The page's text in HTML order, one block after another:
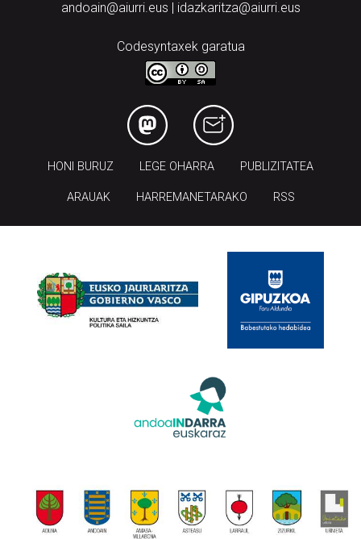
andoain@aiurri.eus | idazkaritza@aiurri.eus
Codesyntaxek garatua
HONI BURUZ LEGE OHARRA PUBLIZITATEA
ARAUAK HARREMANETARAKO RSS